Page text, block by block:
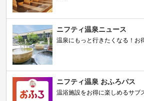
ニフティ温泉ニュース
温泉にもっと行きたくなる！お
ニフティ温泉 おふろパス
温浴施設をお得に楽しめるサブ